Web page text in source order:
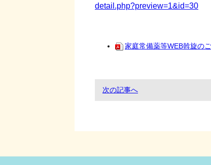
detail.php?preview=1&id=30
家庭常備薬等WEB斡旋の
次の記事へ